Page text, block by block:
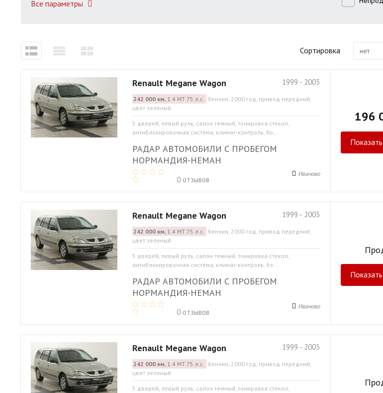
Все параметры
Сортировка нет
1999 - 2003
Renault Megane Wagon
242 000 км,1.4 МТ 75 л.с. бензин, 2000 год, привод передний,
цвет зеленый
5 дверей, левый руль, салон темный, тонировка стекол,
антиблокировочная система, климат-контроль, бо...
РАДАР АВТОМОБИЛИ С ПРОБЕГОМ
НОРМАНДИЯ-НЕМАН
0 отзывов
Иваново
196
1999 - 2003
Renault Megane Wagon
242 000 км,1.4 МТ 75 л.с. бензин, 2000 год, привод передний,
цвет зеленый
5 дверей, левый руль, салон темный, тонировка стекол,
антиблокировочная система, климат-контроль, бо...
РАДАР АВТОМОБИЛИ С ПРОБЕГОМ
НОРМАНДИЯ-НЕМАН
0 отзывов
Иваново
1999 - 2003
Renault Megane Wagon
242 000 км,1.4 МТ 75 л.с. бензин, 2000 год, привод передний,
цвет зеленый
5 дверей, левый руль, салон темный, тонировка стекол,